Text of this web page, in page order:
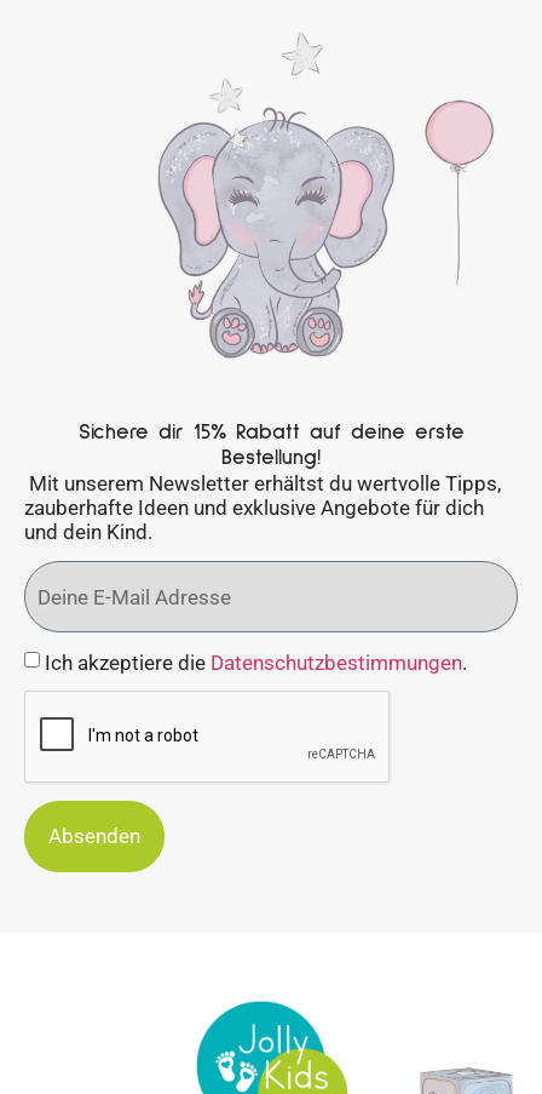
Sichere dir 15% Rabatt auf deine erste
Bestellung!
Mit unserem Newsletter erhältst du wertvolle Tipps,
zauberhafte Ideen und exklusive Angebote für dich
und dein Kind.
Ich akzeptiere die Datenschutzbestimmungen.
Absenden